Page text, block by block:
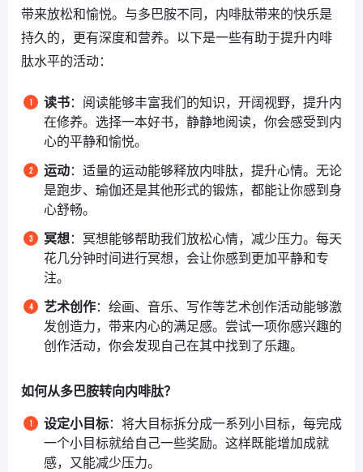
带来放松和愉悦。与多巴胺不同，内啡肽带来的快乐是
持久的，更有深度和营养。以下是一些有助于提升内啡
肽水平的活动：
读书：阅读能够丰富我们的知识，开阔视野，提升内
在修养。选择一本好书，静静地阅读，你会感受到内
心的平静和愉悦。
运动：适量的运动能够释放内啡肽，提升心情。无论
是跑步、瑜伽还是其他形式的锻炼，都能让你感到身
心舒畅。
冥想：冥想能够帮助我们放松心情，减少压力。每天
花几分钟时间进行冥想，会让你感到更加平静和专
注。
艺术创作：绘画、音乐、写作等艺术创作活动能够激
发创造力，带来内心的满足感。尝试一项你感兴趣的
创作活动，你会发现自己在其中找到了乐趣。
如何从多巴胺转向内啡肽？
设定小目标：将大目标拆分成一系列小目标，每完成
一个小目标就给自己一些奖励。这样既能增加成就
感，又能减少压力。